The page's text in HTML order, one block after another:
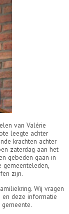
van Valérie
leegte achter
krachten achter
zaterdag aan het
gebeden gaan in
gemeenteleden,
zijn.
Wij vragen
deze informatie